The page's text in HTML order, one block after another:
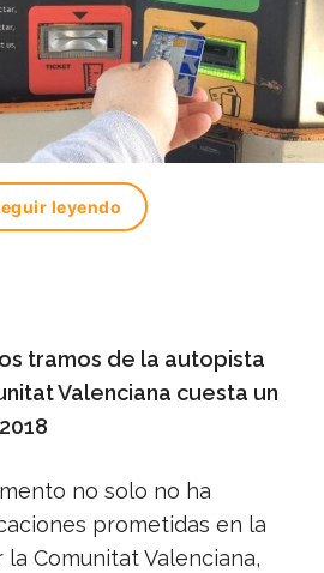
leyendo
tramos de la autopista
Valenciana cuesta un
no solo no ha
prometidas en la
la Comunitat Valenciana,